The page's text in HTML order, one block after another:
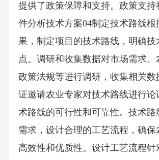
提供了政策保障和支持。政策支持
件分析技术方案04制定技术路线根
果，制定项目的技术路线，明确技
点。调研和收集数据对市场需求、
政策法规等进行调研，收集相关数
证邀请农业专家对技术路线进行论
术路线的可行性和可靠性。技术路
需求，设计合理的工艺流程，确保
高效性和优质性。设计工艺流程针